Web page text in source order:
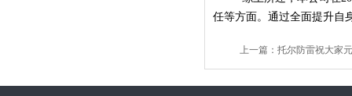
任等方面。通过全面提升自
上一篇： 托尔防雷祝大家